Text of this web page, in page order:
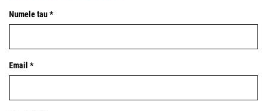
Numele tau *
Email *